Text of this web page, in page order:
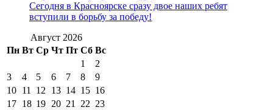
Сегодня в Красноярске сразу двое наших ребят
вступили в борьбу за победу!
Август 2026
Пн Вт Ср Чт Пт Сб Вс
1
2
3
4 5 6 7 8
9
10 11 12 13 14 15 16
17 18 19 20 21 22 23